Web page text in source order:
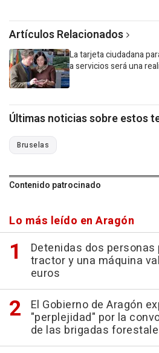
Artículos Relacionados
La tarjeta ciudadana
a servicios será una
Últimas noticias sobre estos
Bruselas
Contenido patrocinado
Lo más leído en Aragón
Detenidas dos personas
tractor y una máquina
euros
El Gobierno de Aragón
"perplejidad" por la
de las brigadas